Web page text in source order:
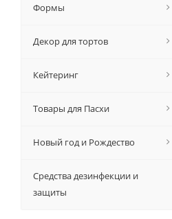
Формы
Декор для тортов
Кейтеринг
Товары для Пасхи
Новый год и Рождество
Средства дезинфекции и
защиты